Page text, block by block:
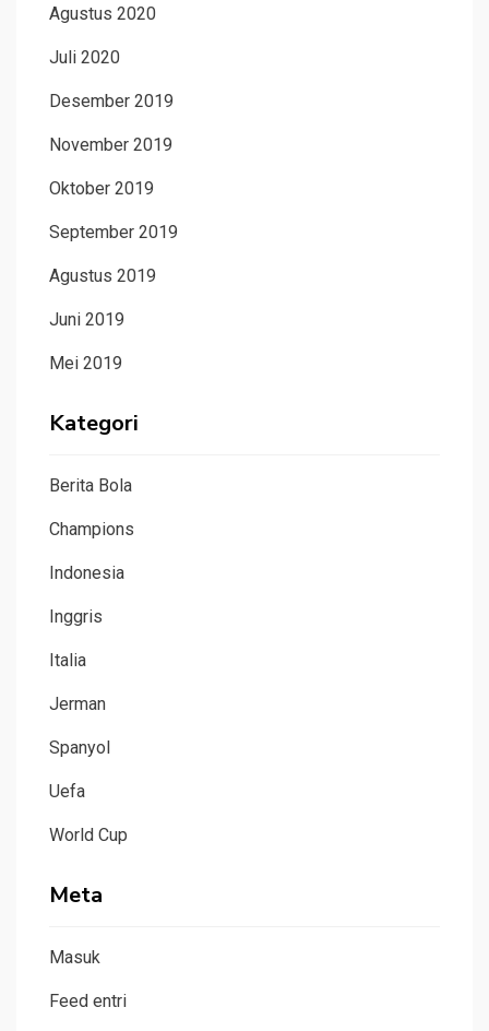
Agustus 2020
Juli 2020
Desember 2019
November 2019
Oktober 2019
September 2019
Agustus 2019
Juni 2019
Mei 2019
Kategori
Berita Bola
Champions
Indonesia
Inggris
Italia
Jerman
Spanyol
Uefa
World Cup
Meta
Masuk
Feed entri